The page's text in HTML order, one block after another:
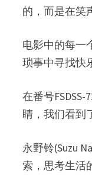
的，而是在笑
电影中的每一
琐事中寻找快
在番号
睛，我们看到
永野铃(Suzu
索，思考生活